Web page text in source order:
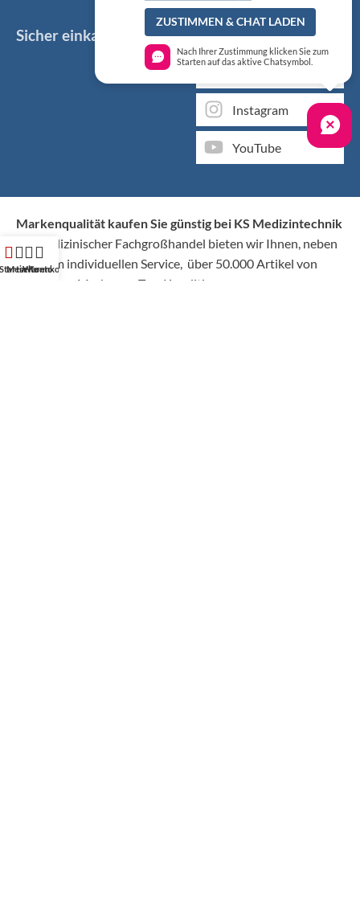
Sicher einkaufen Social Media
Instagram
YouTube
Markenqualität kaufen Sie günstig bei KS Medizintechnik
Als medizinischer Fachgroßhandel bieten wir Ihnen, neben
unserem individuellen Service, über 50.000 Artikel von
hunderten Marken zu Top-Konditionen.
Startseite
Mein Konto
Warenkorb
ZUSTIMMEN & CHAT LADEN
Nach Ihrer Zustimmung klicken Sie zum
Starten auf das aktive Chatsymbol.